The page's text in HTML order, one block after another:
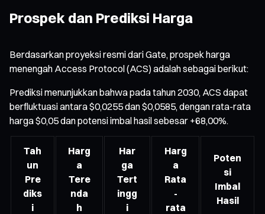
Prospek dan Prediksi Harga
Berdasarkan proyeksi resmi dari Gate, prospek harga
menengah Access Protocol (ACS) adalah sebagai berikut:
Prediksi menunjukkan bahwa pada tahun 2030, ACS dapat
berfluktuasi antara $0,0255 dan $0,0585, dengan rata-rata
harga $0,05 dan potensi imbal hasil sebesar +68,00%.
Tah
un
Pre
diks
i
Harg
a
Tere
nda
h
Har
ga
Tert
ingg
i
Harg
a
Rata
-
rata
Poten
si
Imbal
Hasil